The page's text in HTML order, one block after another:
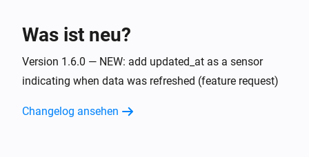
Was ist neu?
Version 1.6.0 — NEW: add updated_at as a sensor
indicating when data was refreshed (feature request)
Changelog ansehen